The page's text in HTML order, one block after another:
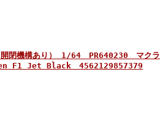
開閉機構あり） 1/64 PR640230 マクラ
F1 Jet Black 4562129857379